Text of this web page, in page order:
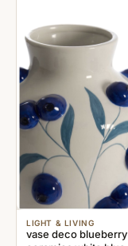
LIGHT & LIVING
vase deco blueberry